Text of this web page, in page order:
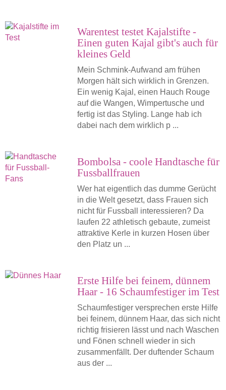
Warentest testet Kajalstifte -
Einen guten Kajal gibt's auch für
kleines Geld
Mein Schmink-Aufwand am frühen
Morgen hält sich wirklich in Grenzen.
Ein wenig Kajal, einen Hauch Rouge
auf die Wangen, Wimpertusche und
fertig ist das Styling. Lange hab ich
dabei nach dem wirklich p ...
Bombolsa - coole Handtasche für
Fussballfrauen
Wer hat eigentlich das dumme Gerücht
in die Welt gesetzt, dass Frauen sich
nicht für Fussball interessieren? Da
laufen 22 athletisch gebaute, zumeist
attraktive Kerle in kurzen Hosen über
den Platz un ...
Erste Hilfe bei feinem, dünnem
Haar - 16 Schaumfestiger im Test
Schaumfestiger versprechen erste Hilfe
bei feinem, dünnem Haar, das sich nicht
richtig frisieren lässt und nach Waschen
und Fönen schnell wieder in sich
zusammenfällt. Der duftender Schaum
aus der ...